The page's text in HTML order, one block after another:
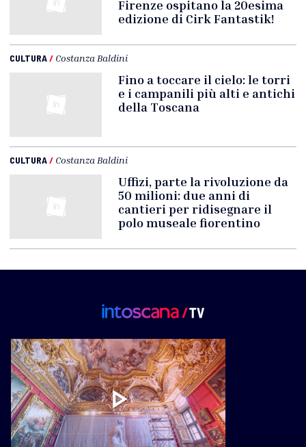
Firenze ospitano la 20esima
edizione di Cirk Fantastik!
CULTURA/ Costanza Baldini
Fino a toccare il cielo: le torri
e i campanili più alti e antichi
della Toscana
CULTURA/ Costanza Baldini
Uffizi, parte la rivoluzione da
50 milioni: due anni di
cantieri per ridisegnare il
polo museale fiorentino